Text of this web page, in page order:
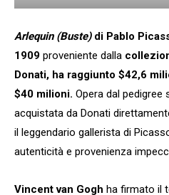
Arlequin (Buste)di Pablo
1909 proveniente dalla
Donati, ha raggiunto $42,6
$40 milioni. Opera dal
acquistata da Donati
il leggendario gallerista di
autenticità e provenienza
Vincent van Gogh ha firmato il